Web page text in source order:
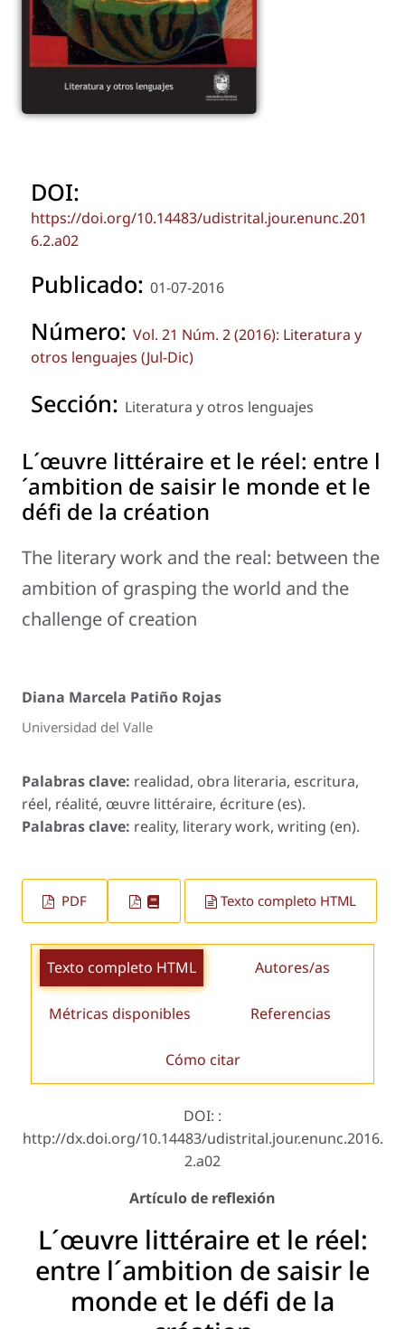
DOI:
https://doi.org/10.14483/udistrital.jour.enunc.201
6.2.a02
Publicado: 01-07-2016
Número: Vol. 21 Núm. 2 (2016): Literatura y
otros lenguajes (Jul-Dic)
Sección: Literatura y otros lenguajes
L´œuvre littéraire et le réel: entre l
´ambition de saisir le monde et le
défi de la création
The literary work and the real: between the
ambition of grasping the world and the
challenge of creation
Diana Marcela Patiño Rojas
Universidad del Valle
Palabras clave: realidad, obra literaria, escritura,
réel, réalité, œuvre littéraire, écriture (es).
Palabras clave: reality, literary work, writing (en).
PDF Texto completo HTML
Texto completo HTML Autores/as
Métricas disponibles Referencias
Cómo citar
DOI: :
http://dx.doi.org/10.14483/udistrital.jour.enunc.2016.
2.a02
Artículo de reflexión
L´œuvre littéraire et le réel:
entre l´ambition de saisir le
monde et le défi de la